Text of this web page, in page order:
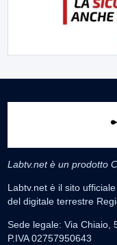
Labtv.net è un prodotto
Labtv.net è il sito
del digitale terrestre
Sede legale: Via Chiaio,
P.IVA 02757950643